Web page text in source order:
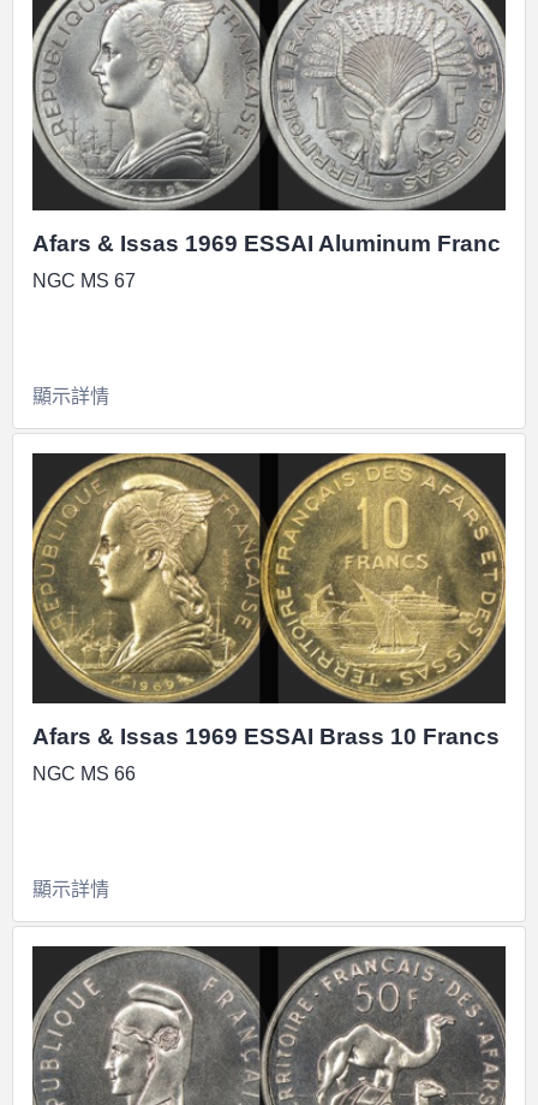
Afars & Issas 1969 ESSAI Aluminum Franc
NGC MS 67
顯示詳情
Afars & Issas 1969 ESSAI Brass 10 Francs
NGC MS 66
顯示詳情